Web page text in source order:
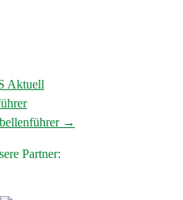
Aktuell
→
Partner: